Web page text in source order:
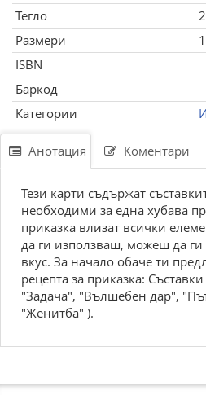
Тегло
Размери
ISBN
Баркод
Категории
Анотация Коментари
Тези карти съдържат
необходими за една хубава
приказка влизат всички
да ги използваш, можеш да
вкус. За начало обаче ти
рецепта за приказка:
"Задача", "Вълшебен дар",
"Женитба" ).